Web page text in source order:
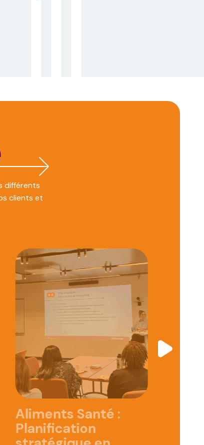
différents
clients et
Aliments Santé :
Planification